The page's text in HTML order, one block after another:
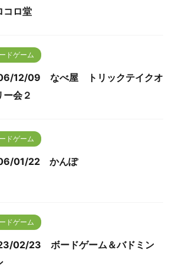
コロ堂
ドゲーム
12/09 なべ屋 トリックテイクオ
ー会２
ドゲーム
01/22 かんぽ
ドゲーム
02/23 ボードゲーム＆バドミン